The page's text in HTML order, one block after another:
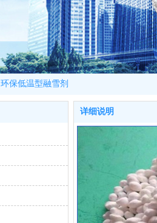
环保低温型融雪剂
详细说明